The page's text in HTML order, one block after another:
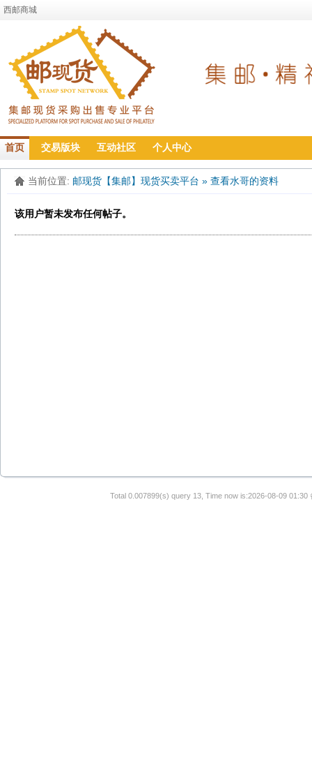
西邮商城
首页 交易版块 互动社区 个人中心
当前位置: 邮现货【集邮】现货买卖平台 » 查看水哥的资料
该用户暂未发布任何帖子。
Total 0.007899(s) query 13, Time now is:2026-08-09 01:30